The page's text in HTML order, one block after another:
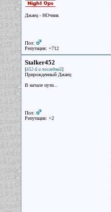
Джаец - НОчник
Пол:
Репутация: +712
Stalker452
[452-й и последний]
Прирожденный Джаец
В начале пути...
Пол:
Репутация: +2